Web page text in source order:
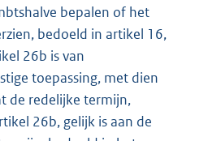
bepalen of het
bedoeld in artikel 16,
26b is van
toepassing, met dien
de redelijke termijn,
26b, gelijk is aan de